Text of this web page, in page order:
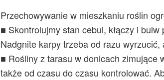
Przechowywanie w mieszkaniu roślin
■ Skontrolujmy stan cebul, kłączy i
Nadgnite karpy trzeba od razu
■ Rośliny z tarasu w donicach zimujące
także od czasu do czasu kontrolować.